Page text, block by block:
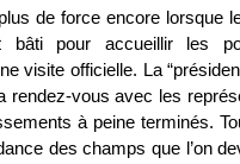
de force encore lorsque
bâti pour accueillir les
visite officielle. La
rendez-vous avec les
à peine terminés.
des champs que l’on